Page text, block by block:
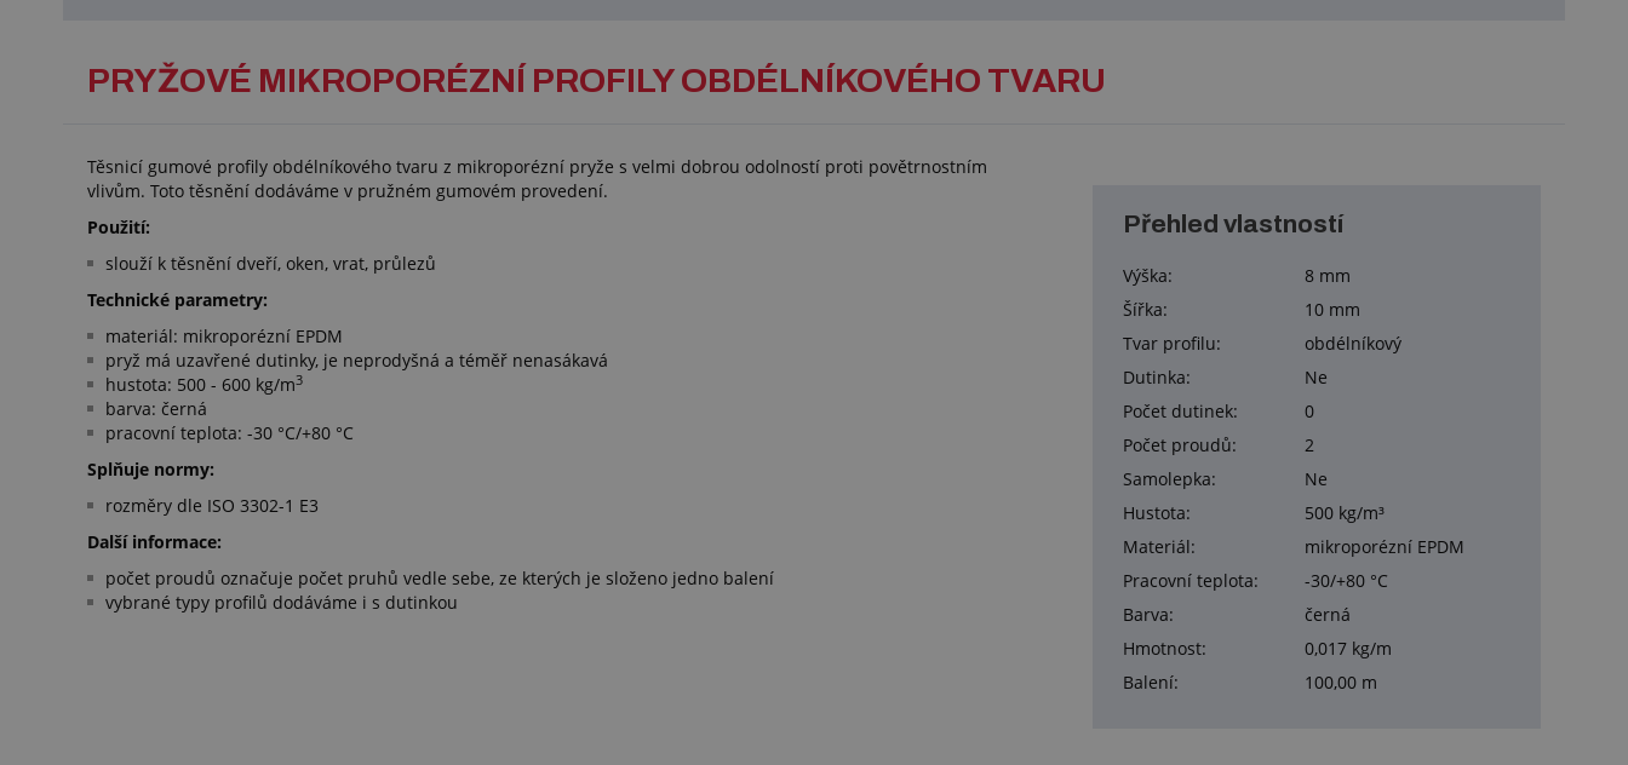
PRYŽOVÉ MIKROPORÉZNÍ PROFILY OBDÉLNÍKOVÉHO TVARU
Těsnicí gumové profily obdélníkového tvaru z mikroporézní pryže s velmi dobrou odolností proti povětrnostním
vlivům. Toto těsnění dodáváme v pružném gumovém provedení.
Použití:
slouží k těsnění dveří, oken, vrat, průlezů
Technické parametry:
materiál: mikroporézní EPDM
pryž má uzavřené dutinky, je neprodyšná a téměř nenasákavá
hustota: 500 - 600 kg/m3
barva: černá
pracovní teplota: -30 °C/+80 °C
Splňuje normy:
rozměry dle ISO 3302-1 E3
Další informace:
počet proudů označuje počet pruhů vedle sebe, ze kterých je složeno jedno balení
vybrané typy profilů dodáváme i s dutinkou
Přehled vlastností
Výška:
8 mm
Šířka:
10 mm
Tvar profilu:
obdélníkový
Dutinka:
Ne
Počet dutinek:
0
Počet proudů:
2
Samolepka:
Ne
Hustota:
500 kg/m³
Materiál:
mikroporézní EPDM
Pracovní teplota:
-30/+80 °C
Barva:
černá
Hmotnost:
0,017 kg/m
Balení:
100,00 m